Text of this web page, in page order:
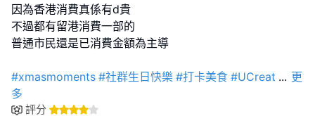
因為香港消費真係有d貴
不過都有留港消費一部的
普通市民還是已消費金額為主導
#xmasmoments #社群生日快樂 #打卡美食 #UCreat ... 更
多
評分